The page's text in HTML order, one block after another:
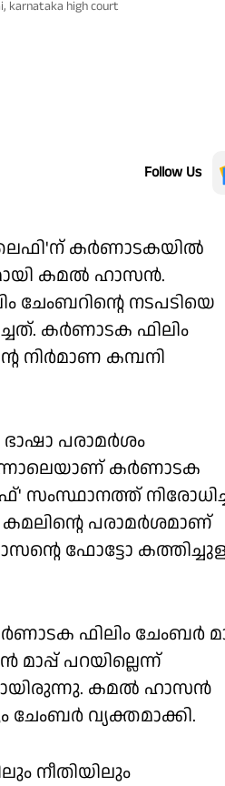
karnataka high court
Follow Us
ലൈഫി'ന് കർണാടകയിൽ
കമൽ ഹാസൻ.
ചേംബറിൻ്റെ നടപടിയെ
കർണാടക ഫിലിം
നിർമാണ കമ്പനി
പരാമര്‍ശം
കര്‍ണാടക
സംസ്ഥാനത്ത്
പരാമര്‍ശമാണ്
ഫോട്ടോ
ഫിലിം ചേംബര്‍
പറയില്ലെന്ന്
കമല്‍ ഹാസന്‍
ചേംബര്‍ വ്യക്തമാക്കി.
നീതിയിലും